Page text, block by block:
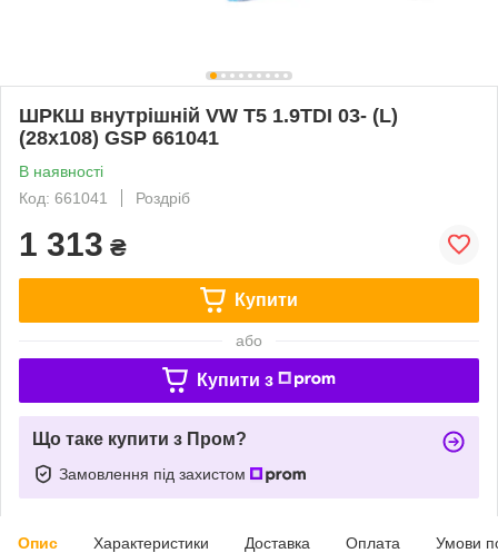
ШРКШ внутрішній VW T5 1.9TDI 03- (L)
(28x108) GSP 661041
В наявності
Код: 661041
Роздріб
1 313 ₴
Купити
або
Купити з
Що таке купити з Пром?
Замовлення під захистом
Опис Характеристики Доставка Оплата Умови